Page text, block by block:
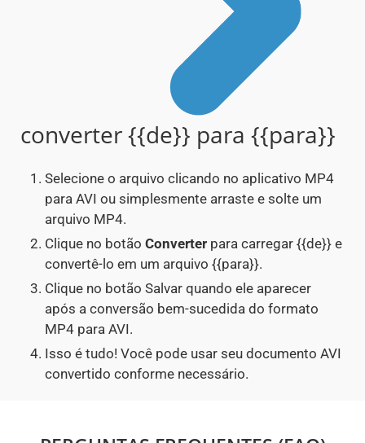
converter {{de}} para {{para}}
Selecione o arquivo clicando no aplicativo MP4
para AVI ou simplesmente arraste e solte um
arquivo MP4.
Clique no botão Converter para carregar {{de}} e
convertê-lo em um arquivo {{para}}.
Clique no botão Salvar quando ele aparecer
após a conversão bem-sucedida do formato
MP4 para AVI.
Isso é tudo! Você pode usar seu documento AVI
convertido conforme necessário.